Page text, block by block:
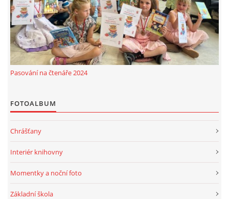
Pasování na čtenáře 2024
FOTOALBUM
Chrášťany
Interiér knihovny
Momentky a noční foto
Základní škola